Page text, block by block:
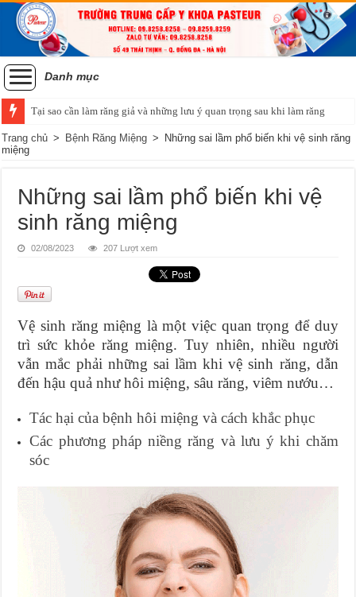
Danh mục
Tại sao cần làm răng giả và những lưu ý quan trọng sau khi làm răng
Tiêu chí của một hàm răng đẹp và phương pháp niềng răng chỉnh nha
Trang chủ > Bệnh Răng Miệng > Những sai lầm phổ biến khi vệ sinh răng
miệng
Những sai lầm phổ biến khi vệ
sinh răng miệng
02/08/2023 207 Lượt xem
Vệ sinh răng miệng là một việc quan trọng để duy
trì sức khỏe răng miệng. Tuy nhiên, nhiều người
vẫn mắc phải những sai lầm khi vệ sinh răng, dẫn
đến hậu quả như hôi miệng, sâu răng, viêm nướu…
Tác hại của bệnh hôi miệng và cách khắc phục
Các phương pháp niềng răng và lưu ý khi chăm
sóc